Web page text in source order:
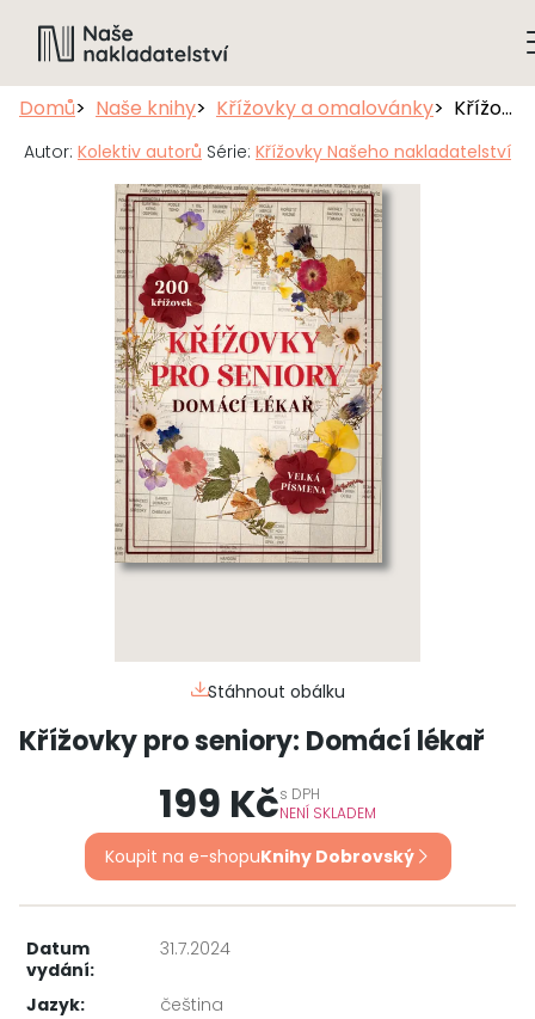
Domů Naše knihy Křížovky a omalovánky Křížovky pro seniory: Domácí lékař
Autor: Kolektiv autorů Série: Křížovky Našeho nakladatelství
Stáhnout obálku
Křížovky pro seniory: Domácí lékař
199 Kčs DPH
NENÍ SKLADEM
Koupit na e-shopuKnihy Dobrovský
Datum
vydání:
31.7.2024
Jazyk:
čeština